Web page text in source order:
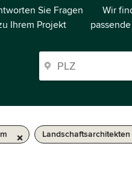
Sie Fragen
Ihrem Projekt
Wir
Landschaftsarchitekten